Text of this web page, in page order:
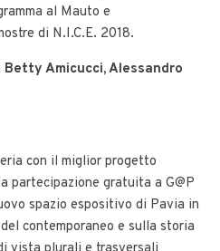
al Mauto e
di N.I.C.E. 2018.
Betty Amicucci, Alessandro
con il miglior progetto
partecipazione gratuita a G@P
spazio espositivo di Pavia in
contemporaneo e sulla storia